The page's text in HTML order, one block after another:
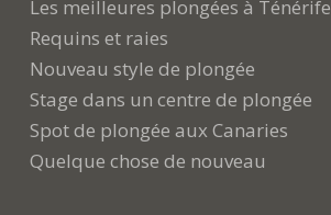
Les meilleures plongées à Ténérife
Requins et raies
Nouveau style de plongée
Stage dans un centre de plongée
Spot de plongée aux Canaries
Quelque chose de nouveau